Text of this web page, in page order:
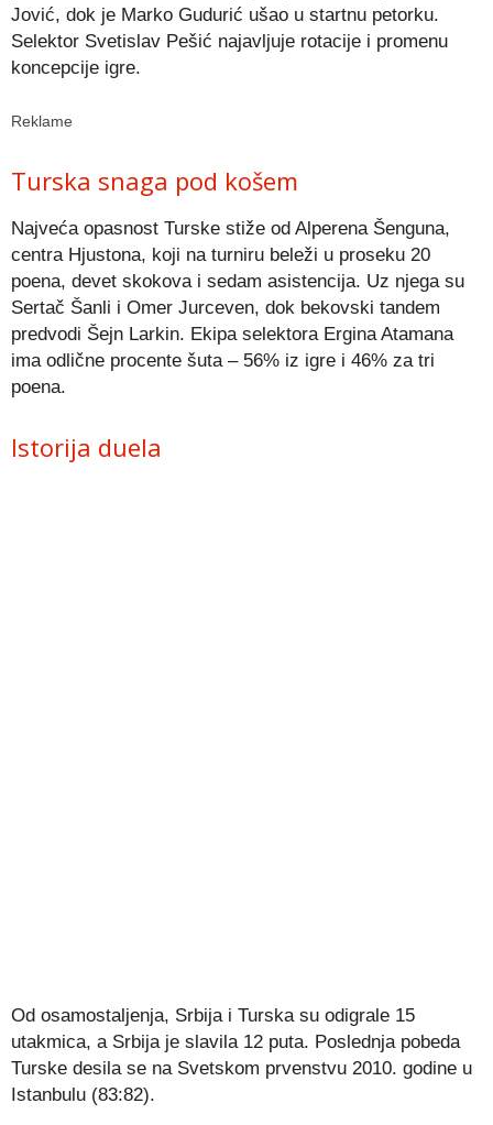
Jović, dok je Marko Gudurić ušao u startnu petorku.
Selektor Svetislav Pešić najavljuje rotacije i promenu
koncepcije igre.
Reklame
Turska snaga pod košem
Najveća opasnost Turske stiže od Alperena Šenguna,
centra Hjustona, koji na turniru beleži u proseku 20
poena, devet skokova i sedam asistencija. Uz njega su
Sertač Šanli i Omer Jurceven, dok bekovski tandem
predvodi Šejn Larkin. Ekipa selektora Ergina Atamana
ima odlične procente šuta – 56% iz igre i 46% za tri
poena.
Istorija duela
Od osamostaljenja, Srbija i Turska su odigrale 15
utakmica, a Srbija je slavila 12 puta. Poslednja pobeda
Turske desila se na Svetskom prvenstvu 2010. godine u
Istanbulu (83:82).